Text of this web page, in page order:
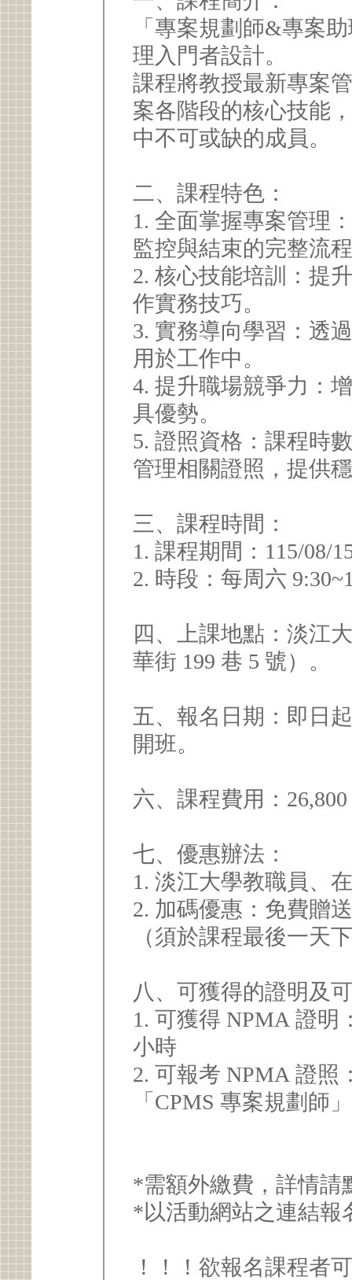
「專案規劃師&專案
理入門者設計。
課程將教授最新專案
案各階段的核心技能
中不可或缺的成員。
二、課程特色：
1. 全面掌握專案管理
監控與結束的完整流
2. 核心技能培訓：提
作實務技巧。
3. 實務導向學習：透
用於工作中。
4. 提升職場競爭力：
具優勢。
5. 證照資格：課程時
管理相關證照，提供
三、課程時間：
1. 課程期間：115/08/
2. 時段：每周六
四、上課地點：淡江
華街 199 巷 5 號）。
五、報名日期：即日
開班。
六、課程費用：
七、優惠辦法：
1. 淡江大學教職員、
2. 加碼優惠：免費贈
（須於課程最後一天
八、可獲得的證明及
1. 可獲得 NPMA 證明
小時
2. 可報考 NPMA 證照
「CPMS 專案規劃師
*需額外繳費，詳情
*以活動網站之連結報
！！！欲報名課程者